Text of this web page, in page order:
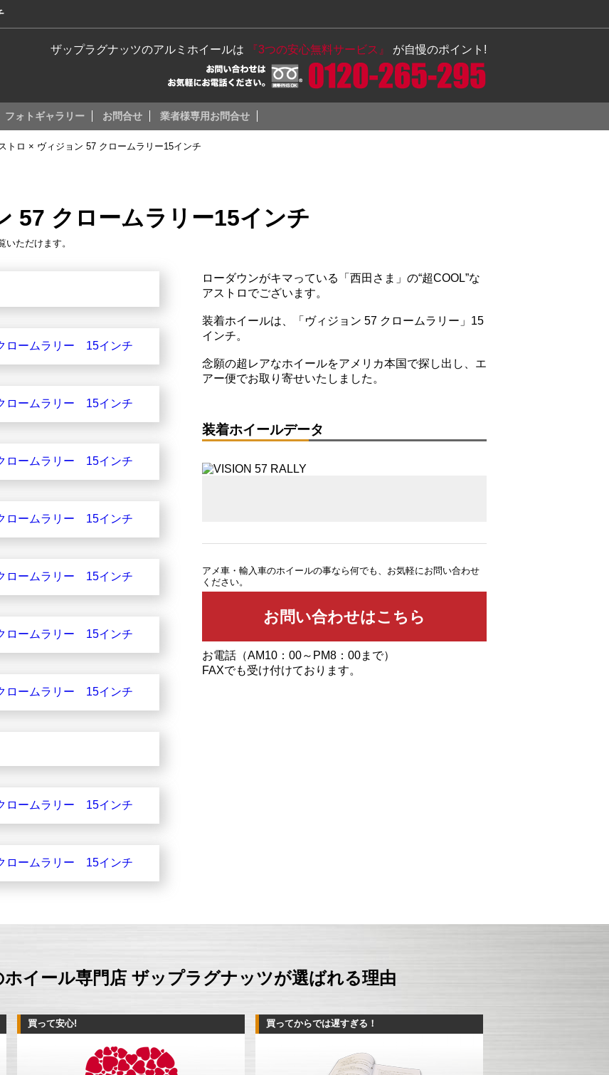
ザップラグナッツのアルミホイールは 『3つの安心無料サービス』 が自慢のポイント!
フォトギャラリー お問合せ 業者様専用お問合せ
トロ × ヴィジョン 57 クロームラリー15インチ
57 クロームラリー15インチ
ただけます。
ローダウンがキマっている「西田さま」の“超COOL”な
アストロでございます。
装着ホイールは、「ヴィジョン 57 クロームラリー」15
インチ。
念願の超レアなホイールをアメリカ本国で探し出し、エ
アー便でお取り寄せいたしました。
装着ホイールデータ
アメ車・輸入車のホイールの事なら何でも、お気軽にお問い合わせ
ください。
お電話（AM10：00～PM8：00まで）
FAXでも受け付けております。
ホイール専門店 ザップラグナッツが選ばれる理由
買って安心! 買ってからでは遅すぎる！